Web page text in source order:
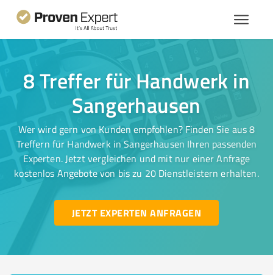
8 Treffer für Handwerk in
Sangerhausen
Wer wird gern von Kunden empfohlen? Finden Sie aus 8
Treffern für Handwerk in Sangerhausen Ihren passenden
Experten. Jetzt vergleichen und mit nur einer Anfrage
kostenlos Angebote von bis zu 20 Dienstleistern erhalten.
JETZT EXPERTEN ANFRAGEN